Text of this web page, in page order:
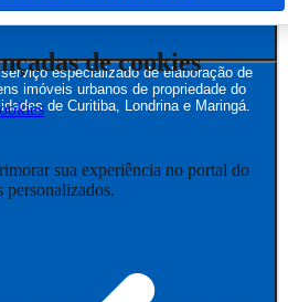
especializado de elaboração de
imóveis urbanos de propriedade do
de Curitiba, Londrina e Maringá.
de cookies
sua experiência no portal do
personalizados.